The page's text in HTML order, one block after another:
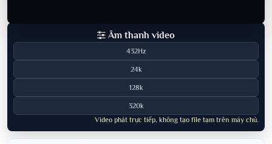
Âm thanh video
432Hz
24k
128k
320k
Video phát trực tiếp, không tạo file tạm trên máy chủ.